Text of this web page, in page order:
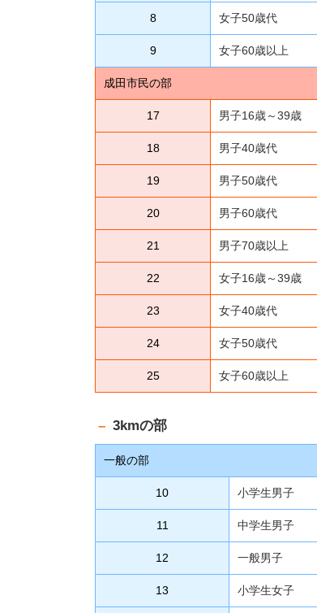
8 女子50歳代
9 女子60歳以上
成田市民の部
17 男子16歳～39歳
18 男子40歳代
19 男子50歳代
20 男子60歳代
21 男子70歳以上
22 女子16歳～39歳
23 女子40歳代
24 女子50歳代
25 女子60歳以上
3kmの部
一般の部
10 小学生男子
11 中学生男子
12 一般男子
13 小学生女子